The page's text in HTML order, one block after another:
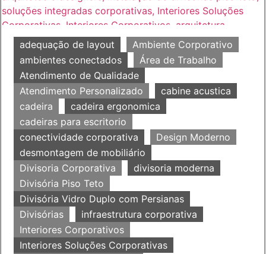
adequação de layout
Ambiente Corporativo
ambientes conectados
Área de Trabalho
Atendimento de Qualidade
Atendimento Personalizado
cabine acustica
cadeira
cadeira ergonomica
cadeiras para escritorio
conectividade corporativa
Design Moderno
desmontagem de mobiliário
Divisoria Corporativa
divisoria moderna
Divisória Piso Teto
Divisória Vidro Duplo com Persianas
Divisórias
infraestrutura corporativa
Interiores Corporativos
Interiores Soluções Corporativas